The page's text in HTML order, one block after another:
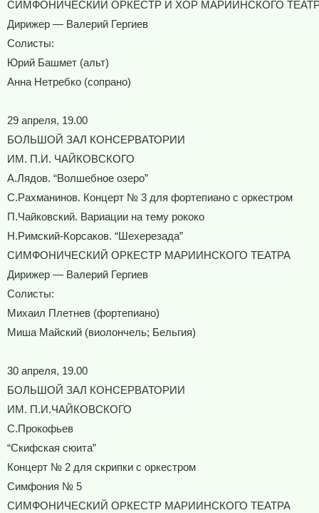
СИМФОНИЧЕСКИЙ ОРКЕСТР И ХОР МАРИИНСКОГО
Дирижер — Валерий Гергиев
Солисты:
Юрий Башмет (альт)
Анна Нетребко (сопрано)
29 апреля, 19.00
БОЛЬШОЙ ЗАЛ КОНСЕРВАТОРИИ
ИМ. П.И. ЧАЙКОВСКОГО
А.Лядов. “Волшебное озеро”
С.Рахманинов. Концерт № 3 для фортепиано с оркестром
П.Чайковский. Вариации на тему рококо
Н.Римский-Корсаков. “Шехерезада”
СИМФОНИЧЕСКИЙ ОРКЕСТР МАРИИНСКОГО ТЕАТРА
Дирижер — Валерий Гергиев
Солисты:
Михаил Плетнев (фортепиано)
Миша Майский (виолончель; Бельгия)
30 апреля, 19.00
БОЛЬШОЙ ЗАЛ КОНСЕРВАТОРИИ
ИМ. П.И.ЧАЙКОВСКОГО
С.Прокофьев
“Скифская сюита”
Концерт № 2 для скрипки с оркестром
Симфония № 5
СИМФОНИЧЕСКИЙ ОРКЕСТР МАРИИНСКОГО ТЕАТРА